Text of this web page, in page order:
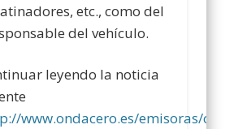
etc., como del
del vehículo.
leyendo la noticia
www.ondacero.es/emisoras/